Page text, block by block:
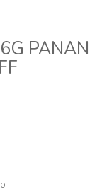
PANAN